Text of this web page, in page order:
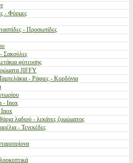
- Φόρμες
- Προσωπίδες
Σακούλες
φύτευσης
JIFFY
- Ράφιες - Κορδόνια
- Inox
Inox
λαδιού - λεκάνες ζυμώματος
- Τενεκέδες